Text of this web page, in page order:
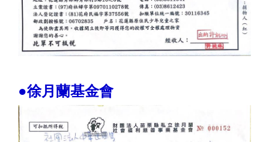
●徐月蘭基金會